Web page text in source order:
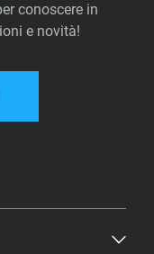
conoscere in
e novità!